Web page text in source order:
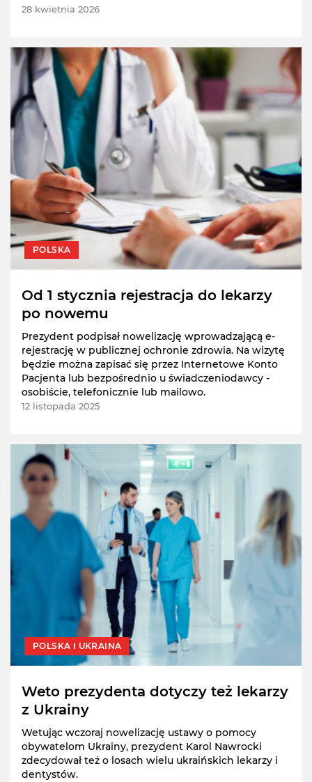
28 kwietnia 2026
POLSKA
Od 1 stycznia rejestracja do lekarzy
po nowemu
Prezydent podpisał nowelizację wprowadzającą e-
rejestrację w publicznej ochronie zdrowia. Na wizytę
będzie można zapisać się przez Internetowe Konto
Pacjenta lub bezpośrednio u świadczeniodawcy -
osobiście, telefonicznie lub mailowo.
12 listopada 2025
POLSKA I UKRAINA
Weto prezydenta dotyczy też lekarzy
z Ukrainy
Wetując wczoraj nowelizację ustawy o pomocy
obywatelom Ukrainy, prezydent Karol Nawrocki
zdecydował też o losach wielu ukraińskich lekarzy i
dentystów.